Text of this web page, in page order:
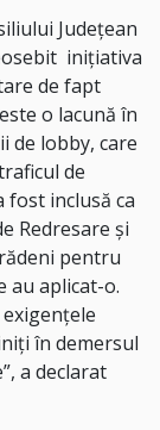
Județean
inițiativa
de fapt
o lacună în
de lobby, care
de
fost inclusă ca
Redresare și
pentru
au aplicat-o.
în demersul
a declarat